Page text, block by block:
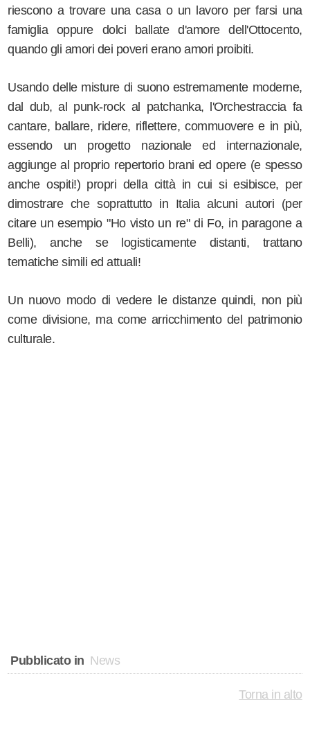
riescono a trovare una casa o un lavoro per farsi una
famiglia oppure dolci ballate d'amore dell'Ottocento,
quando gli amori dei poveri erano amori proibiti.
Usando delle misture di suono estremamente moderne,
dal dub, al punk-rock al patchanka, l'Orchestraccia fa
cantare, ballare, ridere, riflettere, commuovere e in più,
essendo un progetto nazionale ed internazionale,
aggiunge al proprio repertorio brani ed opere (e spesso
anche ospiti!) propri della città in cui si esibisce, per
dimostrare che soprattutto in Italia alcuni autori (per
citare un esempio "Ho visto un re" di Fo, in paragone a
Belli), anche se logisticamente distanti, trattano
tematiche simili ed attuali!
Un nuovo modo di vedere le distanze quindi, non più
come divisione, ma come arricchimento del patrimonio
culturale.
Pubblicato in News
Torna in alto